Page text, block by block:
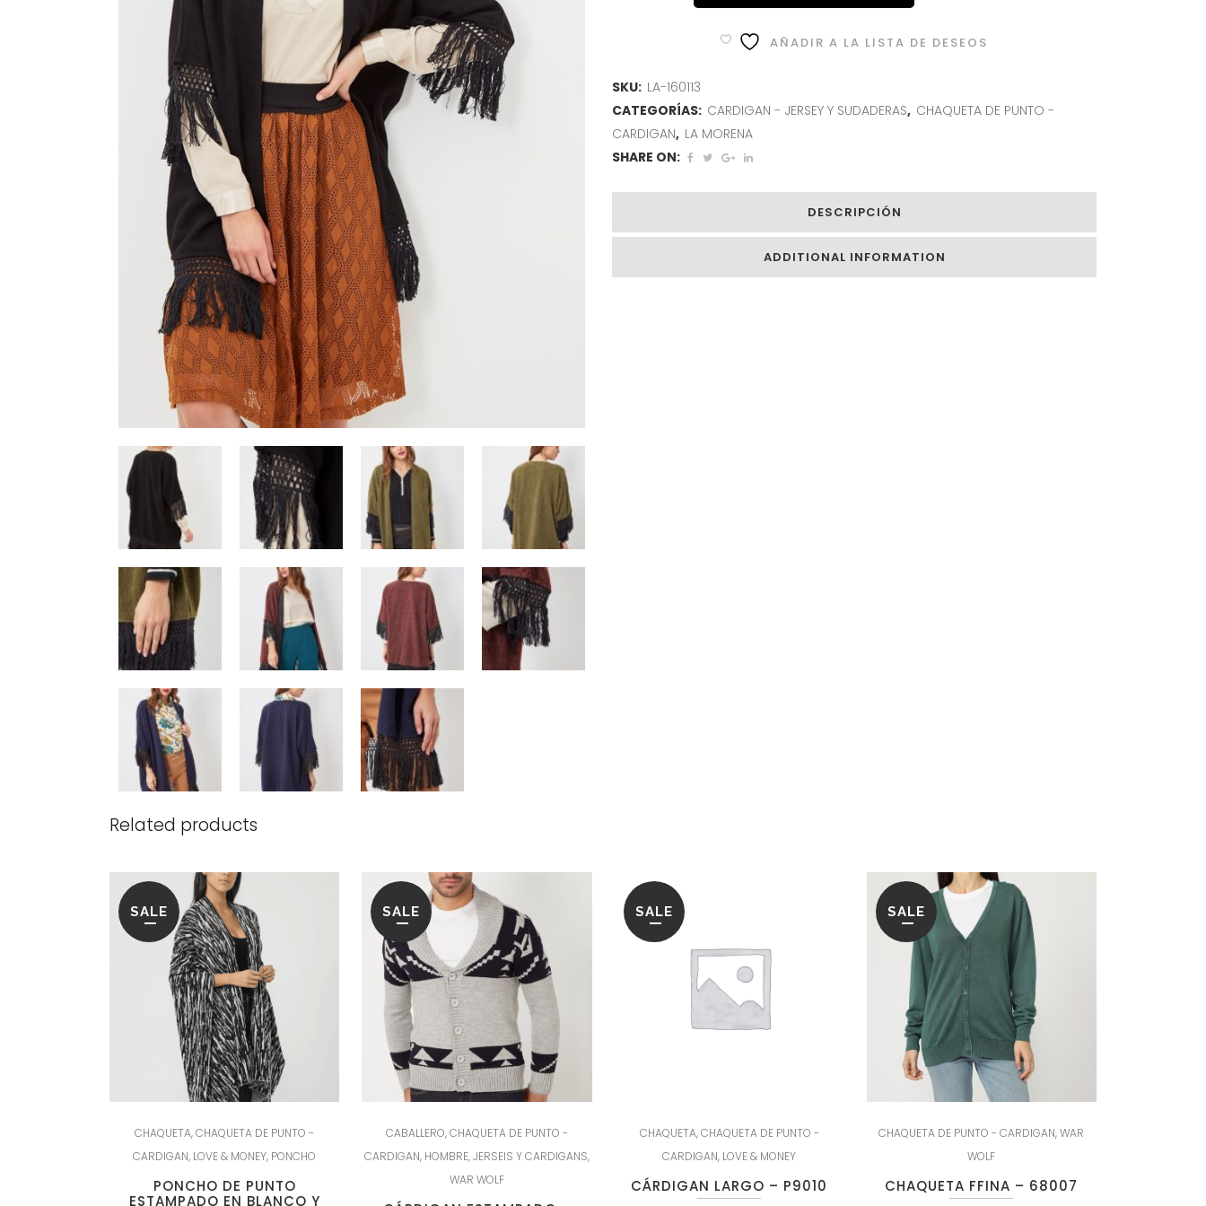
AÑADIR A LA LISTA DE DESEOS
SKU: LA-160113
CATEGORÍAS: CARDIGAN - JERSEY Y SUDADERAS, CHAQUETA DE PUNTO -
CARDIGAN, LA MORENA
SHARE ON:
DESCRIPCIÓN
ADDITIONAL INFORMATION
Related products
SALE
CHAQUETA,CHAQUETA DE PUNTO -
CARDIGAN, LOVE & MONEY, PONCHO
PONCHO DE PUNTO
ESTAMPADO EN BLANCO Y
SALE
CABALLERO,CHAQUETA DE PUNTO -
CARDIGAN, HOMBRE,JERSEIS Y CARDIGANS,
WAR WOLF
SALE
CHAQUETA,CHAQUETA DE PUNTO -
CARDIGAN, LOVE & MONEY
CÁRDIGAN LARGO – P9010
SALE
CHAQUETA DE PUNTO - CARDIGAN,WAR
WOLF
CHAQUETA FFINA – 68007